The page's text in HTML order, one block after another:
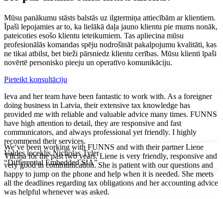
Mūsu panākumu stāsts balstās uz ilgtermiņa attiecībām ar klientiem.
Īpaši lepojamies ar to, ka lielākā daļa jauno klientu pie mums nonāk,
pateicoties esošo klientu ieteikumiem. Tas apliecina mūsu
profesionālās komandas spēju nodrošināt pakalpojumu kvalitāti, kas
ne tikai atbilst, bet bieži pārsniedz klientu cerības. Mūsu klienti īpaši
novērtē personisko pieeju un operatīvo komunikāciju.
Pieteikt konsultāciju
Ieva and her team have been fantastic to work with. As a foreigner
doing business in Latvia, their extensive tax knowledge has
provided me with reliable and valuable advice many times. FUNNS
have high attention to detail, they are responsive and fast
communicators, and always professional yet friendly. I highly
recommend their services.
Valdes loceklis Nicholas Tyler
“Differential Embedded SIA”
We‘ve been working with FUNNS and with their partner Liene
Vilciņa for the past two years. Liene is very friendly, responsive and
very good in communication. She is patient with our questions and
happy to jump on the phone and help when it is needed. She meets
all the deadlines regarding tax obligations and her accounting advice
was helpful whenever was asked.